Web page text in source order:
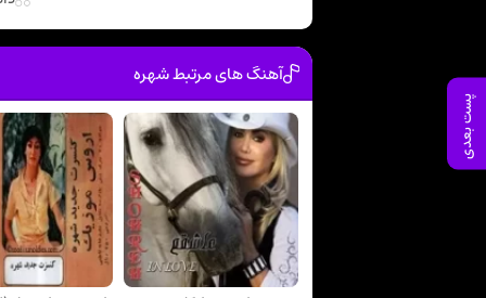
پست بعدی
آهنگ های مرتبط شهره